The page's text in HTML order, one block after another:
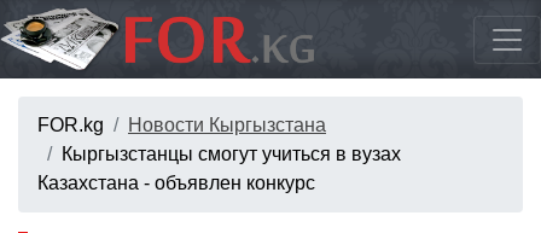
FOR.kg
Новости Кыргызстана
Кыргызстанцы смогут учиться в вузах
Казахстана - объявлен конкурс